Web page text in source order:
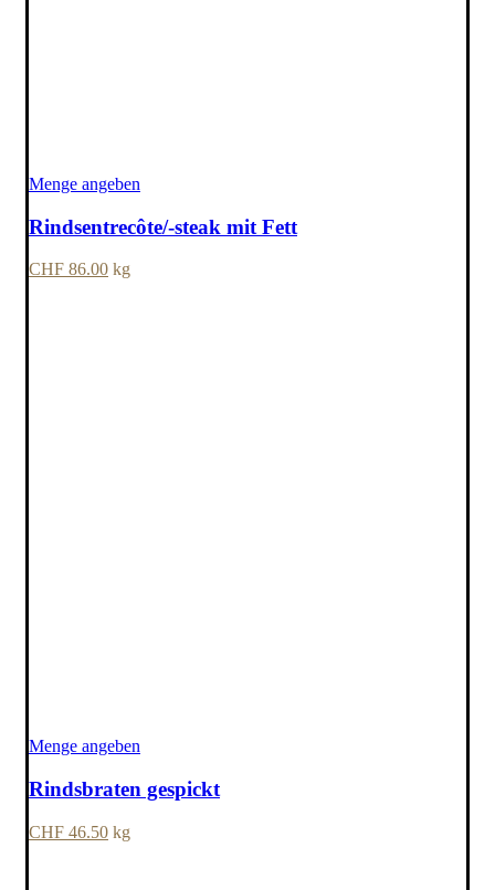
Menge angeben
Rindsentrecôte/-steak mit Fett
CHF 86.00 kg
Menge angeben
Rindsbraten gespickt
CHF 46.50 kg